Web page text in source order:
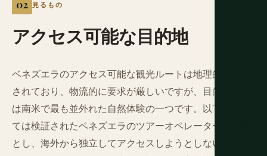
見るもの
アクセス可能な目的地
ベネズエラのアクセス可能な観光ルートは地理的に特定
されており、物流的に要求が厳しいですが、目的地自体
は南米で最も並外れた自然体験の一つです。以下のすべ
ては検証されたベネズエラのツアーオペレーターを必要
とし、海外から独立してアクセスしようとしないでくだ